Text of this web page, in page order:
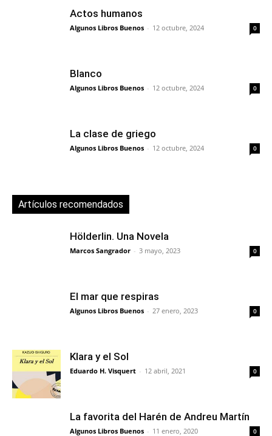
Actos humanos
Algunos Libros Buenos - 12 octubre, 2024 0
Blanco
Algunos Libros Buenos - 12 octubre, 2024 0
La clase de griego
Algunos Libros Buenos - 12 octubre, 2024 0
Artículos recomendados
Hölderlin. Una Novela
Marcos Sangrador - 3 mayo, 2023 0
El mar que respiras
Algunos Libros Buenos - 27 enero, 2023 0
Klara y el Sol
Eduardo H. Visquert - 12 abril, 2021 0
La favorita del Harén de Andreu Martín
Algunos Libros Buenos - 11 enero, 2020 0